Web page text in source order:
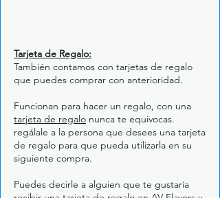
Tarjeta de Regalo:
También contamos con tarjetas de regalo
que puedes comprar con anterioridad.
Funcionan para hacer un regalo, con una
tarjeta de regalo nunca te equivocas.
regálale a la persona que desees una tarjeta
de regalo para que pueda utilizarla en su
siguiente compra.
Puedes decirle a alguien que te gustaría